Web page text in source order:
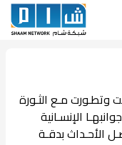
مـع الثـورة
الإنسـانية
الأحـداث بدقـة